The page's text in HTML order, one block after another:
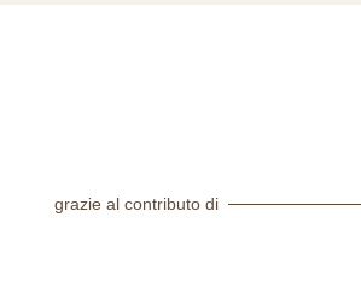
grazie al contributo di